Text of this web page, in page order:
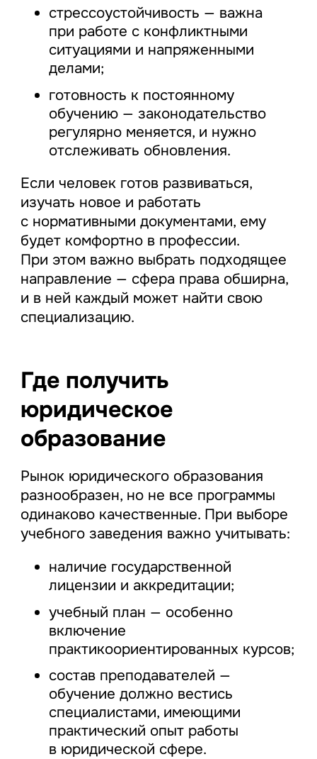
стрессоустойчивость — важна
при работе с конфликтными
ситуациями и напряженными
делами;
готовность к постоянному
обучению — законодательство
регулярно меняется, и нужно
отслеживать обновления.
Если человек готов развиваться,
изучать новое и работать
с нормативными документами, ему
будет комфортно в профессии.
При этом важно выбрать подходящее
направление — сфера права обширна,
и в ней каждый может найти свою
специализацию.
Где получить
юридическое
образование
Рынок юридического образования
разнообразен, но не все программы
одинаково качественные. При выборе
учебного заведения важно учитывать:
наличие государственной
лицензии и аккредитации;
учебный план — особенно
включение
практикоориентированных курсов;
состав преподавателей —
обучение должно вестись
специалистами, имеющими
практический опыт работы
в юридической сфере.